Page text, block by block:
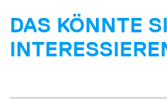
DAS KÖNNTE